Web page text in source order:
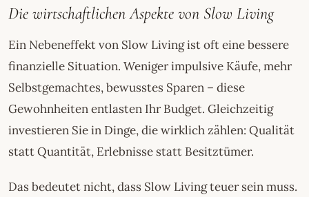
Die wirtschaftlichen Aspekte von Slow Living
Ein Nebeneffekt von Slow Living ist oft eine bessere
finanzielle Situation. Weniger impulsive Käufe, mehr
Selbstgemachtes, bewusstes Sparen – diese
Gewohnheiten entlasten Ihr Budget. Gleichzeitig
investieren Sie in Dinge, die wirklich zählen: Qualität
statt Quantität, Erlebnisse statt Besitztümer.
Das bedeutet nicht, dass Slow Living teuer sein muss.